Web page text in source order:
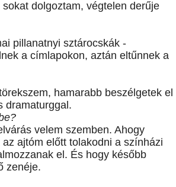
dolgoztam, végtelen derűje
pillanatnyi sztárocskák -
a címlapokon, aztán eltűnnek a
hamarabb beszélgetek el
dramaturggal.
velem szemben. Ahogy
ajtóm előtt tolakodni a színházi
el. És hogy később
zenéje.